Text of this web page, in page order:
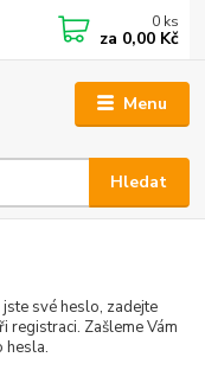
Menu
Hledat
0 ks
za 0,00 Kč
své heslo, zadejte
registraci. Zašleme Vám
hesla.